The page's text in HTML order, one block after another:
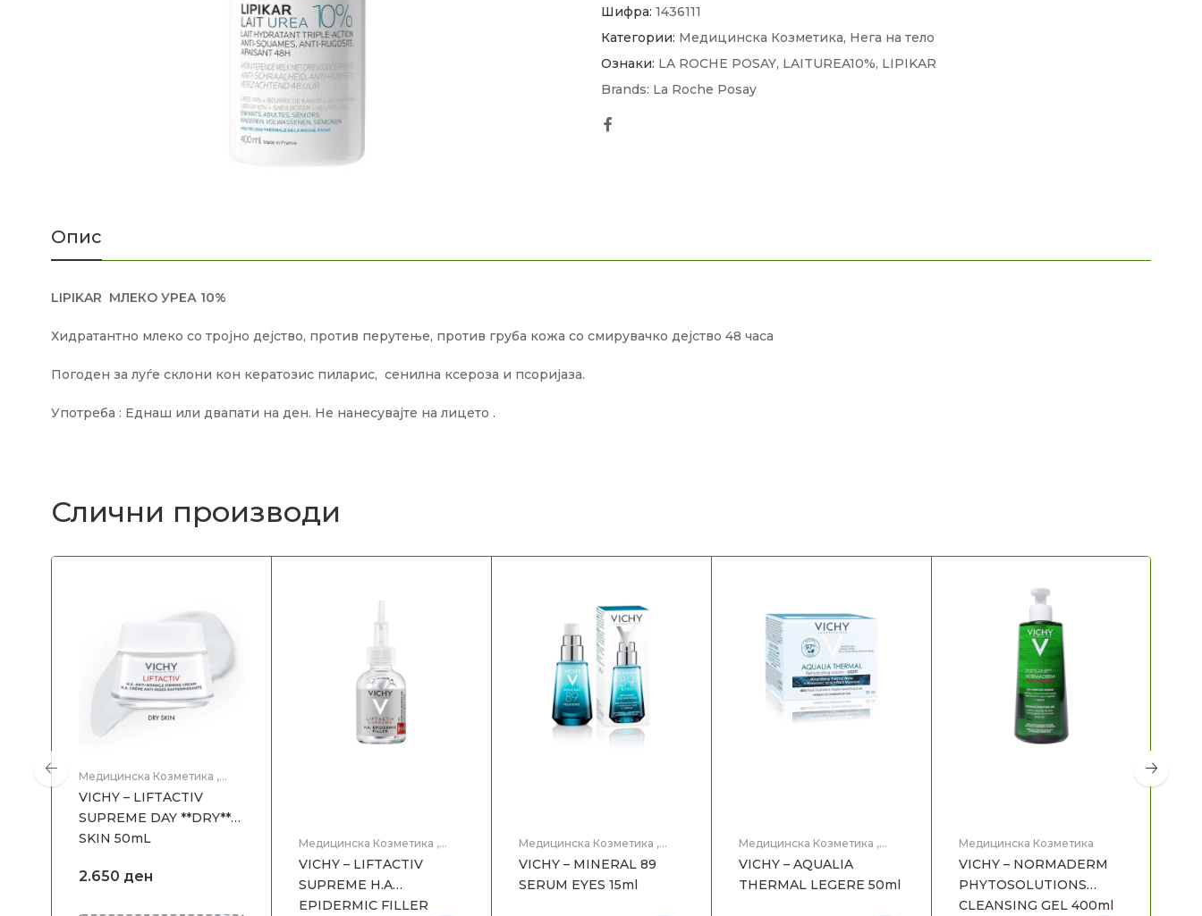
Шифра: 1436111
Категории: Медицинска Козметика, Нега на тело
Ознаки: LA ROCHE POSAY, LAITUREA10%, LIPIKAR
Brands: La Roche Posay
Опис
LIPIKAR МЛЕКО УРЕА 10%
Хидратантно млеко со тројно дејство, против перутење, против груба кожа со смирувачко дејство 48 часа
Погоден за луѓе склони кон кератозис пиларис, сенилна ксероза и псоријаза.
Употреба : Еднаш или двапати на ден. Не нанесувајте на лицето .
Слични производи
Медицинска Козметика ,
VICHY – LIFTACTIV
SUPREME DAY **DRY**
SKIN 50mL
2.650 ден
Медицинска Козметика ,
VICHY – LIFTACTIV
SUPREME H.A
EPIDERMIC FILLER
Медицинска Козметика ,
VICHY – MINERAL 89
SERUM EYES 15ml
Медицинска Козметика ,
VICHY – AQUALIA
THERMAL LEGERE 50ml
Медицинска Козметика
VICHY – NORMADERM
PHYTOSOLUTIONS
CLEANSING GEL 400ml